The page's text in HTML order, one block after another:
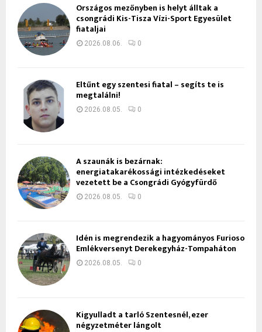
Országos mezőnyben is helyt álltak a
csongrádi Kis-Tisza Vízi-Sport Egyesület
fiataljai
2026.08.06. 0
Eltűnt egy szentesi fiatal – segíts te is
megtalálni!
2026.08.05. 0
A szaunák is bezárnak:
energiatakarékossági intézkedéseket
vezetett be a Csongrádi Gyógyfürdő
2026.08.05. 0
Idén is megrendezik a hagyományos Furioso
Emlékversenyt Derekegyház-Tompaháton
2026.08.05. 0
Kigyulladt a tarló Szentesnél, ezer
négyzetméter lángolt